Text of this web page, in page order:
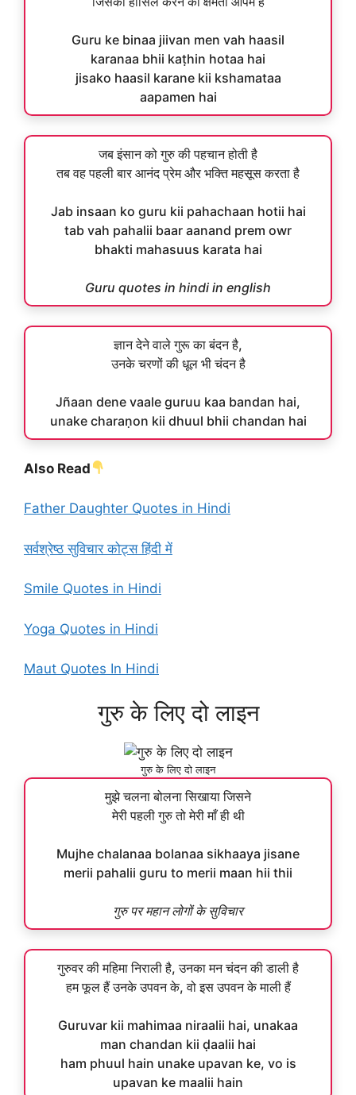
Guru ke binaa jiivan men vah haasil
karanaa bhii kaṭhin hotaa hai
jisako haasil karane kii kshamataa
aapamen hai
जब इंसान को गुरु की पहचान होती है
तब वह पहली बार आनंद प्रेम और भक्ति महसूस करता है
Jab insaan ko guru kii pahachaan hotii hai
tab vah pahalii baar aanand prem owr
bhakti mahasuus karata hai
Guru quotes in hindi in english
ज्ञान देने वाले गुरू का बंदन है,
उनके चरणों की धूल भी चंदन है
Jñaan dene vaale guruu kaa bandan hai,
unake charaṇon kii dhuul bhii chandan hai
Also Read
Father Daughter Quotes in Hindi
सर्वश्रेष्ठ सुविचार कोट्स हिंदी में
Smile Quotes in Hindi
Yoga Quotes in Hindi
Maut Quotes In Hindi
गुरु के लिए दो लाइन
गुरु के लिए दो लाइन
मुझे चलना बोलना सिखाया जिसने
मेरी पहली गुरु तो मेरी माँ ही थी
Mujhe chalanaa bolanaa sikhaaya jisane
merii pahalii guru to merii maan hii thii
गुरु पर महान लोगों के सुविचार
गुरुवर की महिमा निराली है, उनका मन चंदन की डाली है
हम फूल हैं उनके उपवन के, वो इस उपवन के माली हैं
Guruvar kii mahimaa niraalii hai, unakaa
man chandan kii ḍaalii hai
ham phuul hain unake upavan ke, vo is
upavan ke maalii hain